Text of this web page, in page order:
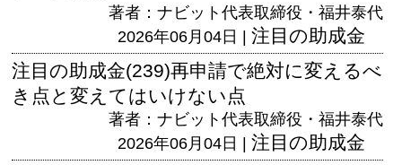
著者：ナビット代表取締役・福井泰代
2026年06月04日 | 注目の助成金
注目の助成金(239)再申請で絶対に変えるべ
き点と変えてはいけない点
著者：ナビット代表取締役・福井泰代
2026年06月04日 | 注目の助成金